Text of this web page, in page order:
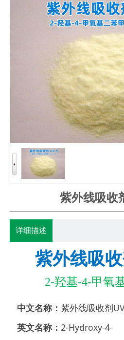
紫外线吸收
详细描述
紫外线吸
2-羟基-4-甲氧
中文名称： 紫外线吸收剂
英文名称： 2-Hydroxy-4-